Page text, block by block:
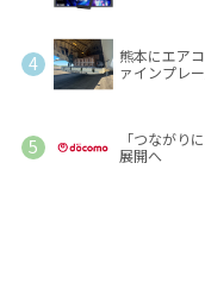
熊本にエア
ァインプレー
「つなが
展開へ